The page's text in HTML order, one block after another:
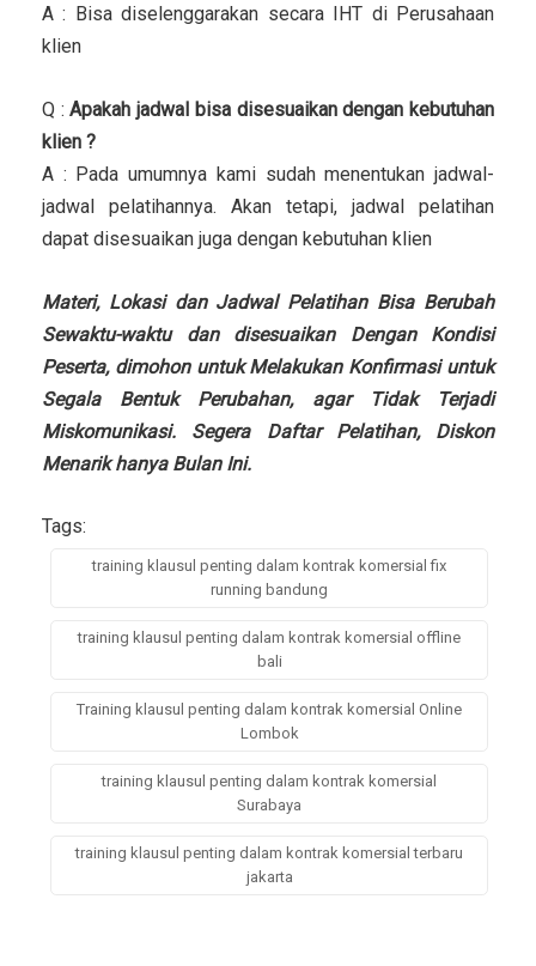
A : Bisa diselenggarakan secara IHT di Perusahaan
klien
Q :Apakah jadwal bisa disesuaikan dengan kebutuhan
klien ?
A : Pada umumnya kami sudah menentukan jadwal-
jadwal pelatihannya. Akan tetapi, jadwal pelatihan
dapat disesuaikan juga dengan kebutuhan klien
Materi, Lokasi dan Jadwal Pelatihan Bisa Berubah
Sewaktu-waktu dan disesuaikan Dengan Kondisi
Peserta, dimohon untuk Melakukan Konfirmasi untuk
Segala Bentuk Perubahan, agar Tidak Terjadi
Miskomunikasi. Segera Daftar Pelatihan, Diskon
Menarik hanya Bulan Ini.
Tags:
training klausul penting dalam kontrak komersial fix
running bandung
training klausul penting dalam kontrak komersial offline
bali
Training klausul penting dalam kontrak komersial Online
Lombok
training klausul penting dalam kontrak komersial
Surabaya
training klausul penting dalam kontrak komersial terbaru
jakarta